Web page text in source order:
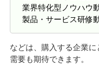
業界特化型ノウハウ
製品・サービス研修
などは、購入する企業
需要も期待できます。